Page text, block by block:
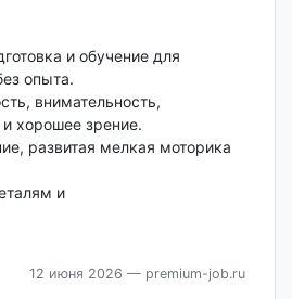
и обучение для
опыта.
внимательность,
и хорошее зрение.
развитая мелкая моторика
и
12 июня 2026 — premium-job.ru